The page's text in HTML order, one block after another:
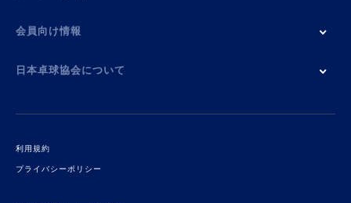
会員向け情報
日本卓球協会について
利用規約
プライバシーポリシー